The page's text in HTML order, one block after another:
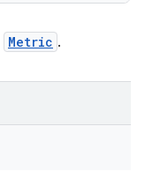
Metric .